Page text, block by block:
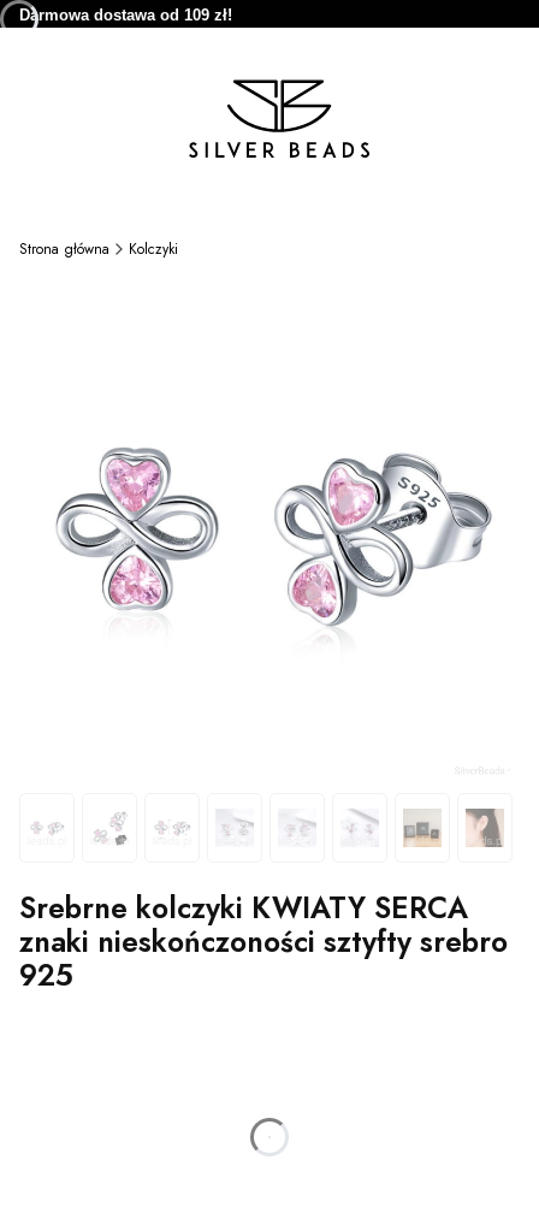
Darmowa dostawa od 109 zł!
Strona główna Kolczyki
Srebrne kolczyki KWIATY SERCA
znaki nieskończoności sztyfty srebro
925
godzin